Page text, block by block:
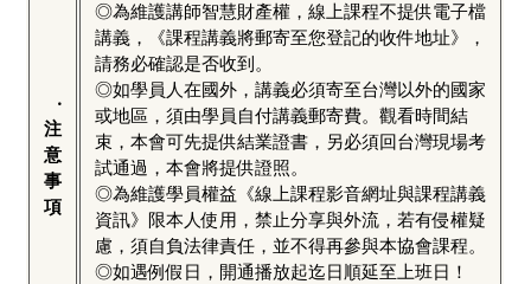
‧
注
意
事
項
◎為維護講師智慧財產權，線上課程不提供電子檔
講義，《課程講義將郵寄至您登記的收件地址》，
請務必確認是否收到。
◎如學員人在國外，講義必須寄至台灣以外的國家
或地區，須由學員自付講義郵寄費。觀看時間結
束，本會可先提供結業證書，另必須回台灣現場考
試通過，本會將提供證照。
◎為維護學員權益《線上課程影音網址與課程講義
資訊》限本人使用，禁止分享與外流，若有侵權疑
慮，須自負法律責任，並不得再參與本協會課程。
◎如遇例假日，開通播放起迄日順延至上班日！